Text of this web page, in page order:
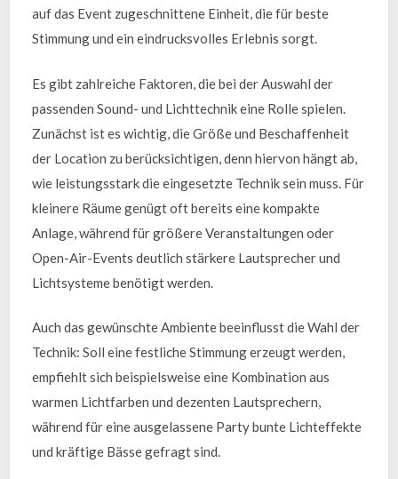
auf das Event zugeschnittene Einheit, die für beste
Stimmung und ein eindrucksvolles Erlebnis sorgt.
Es gibt zahlreiche Faktoren, die bei der Auswahl der
passenden Sound- und Lichttechnik eine Rolle spielen.
Zunächst ist es wichtig, die Größe und Beschaffenheit
der Location zu berücksichtigen, denn hiervon hängt ab,
wie leistungsstark die eingesetzte Technik sein muss. Für
kleinere Räume genügt oft bereits eine kompakte
Anlage, während für größere Veranstaltungen oder
Open-Air-Events deutlich stärkere Lautsprecher und
Lichtsysteme benötigt werden.
Auch das gewünschte Ambiente beeinflusst die Wahl der
Technik: Soll eine festliche Stimmung erzeugt werden,
empfiehlt sich beispielsweise eine Kombination aus
warmen Lichtfarben und dezenten Lautsprechern,
während für eine ausgelassene Party bunte Lichteffekte
und kräftige Bässe gefragt sind.